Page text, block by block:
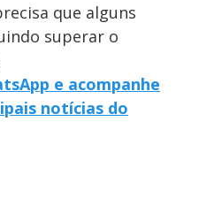
que alguns
superar o
e acompanhe
notícias do